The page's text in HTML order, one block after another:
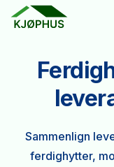
Sammenlign
ferdighytter,